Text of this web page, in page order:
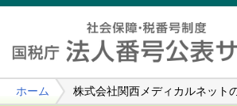
ホーム 株式会社関西メディカルネット